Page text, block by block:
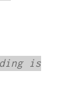
is